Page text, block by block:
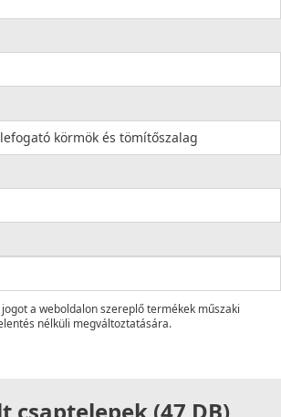
körmök és tömítőszalag
a weboldalon szereplő termékek műszaki
nélküli megváltoztatására.